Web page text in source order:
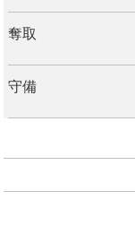
奪取
守備